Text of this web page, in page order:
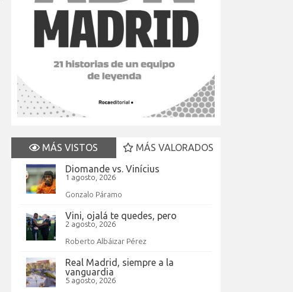
MÁS VISTOS
MÁS VALORADOS
Diomande vs. Vinícius
1 agosto, 2026
Gonzalo Páramo
Vini, ojalá te quedes, pero
2 agosto, 2026
Roberto Albáizar Pérez
Real Madrid, siempre a la
vanguardia
5 agosto, 2026